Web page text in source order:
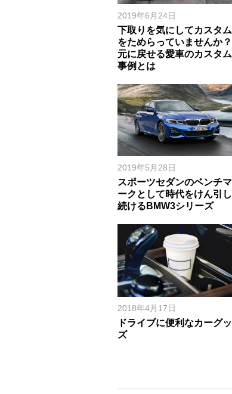
2019年6月24日
下取りを気にしてカスタム
をためらっていませんか？
元に戻せる愛車のカスタム
事例とは
2019年5月28日
スポーツセダンのベンチマ
ークとして時代をけん引し
続けるBMW3シリーズ
2018年4月17日
ドライブに便利なカーグッ
ズ